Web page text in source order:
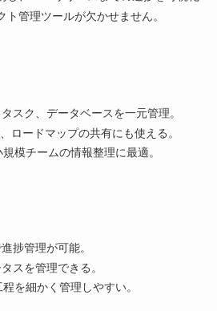
管理ツールが欠かせません。
スク、データベースを一元管理。
ロードマップの共有にも使える。
模チームの情報整理に最適。
捗管理が可能。
スを管理できる。
を細かく管理しやすい。